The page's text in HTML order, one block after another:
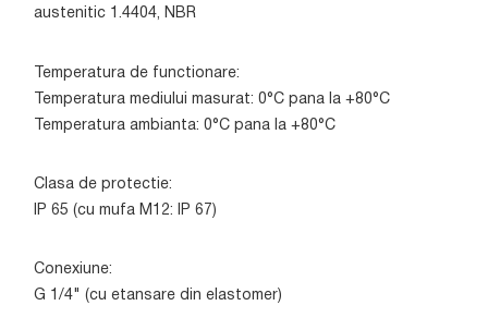
austenitic 1.4404, NBR
Temperatura de functionare:
Temperatura mediului masurat: 0°C pana la +80°C
Temperatura ambianta: 0°C pana la +80°C
Clasa de protectie:
IP 65 (cu mufa M12: IP 67)
Conexiune:
G 1/4" (cu etansare din elastomer)